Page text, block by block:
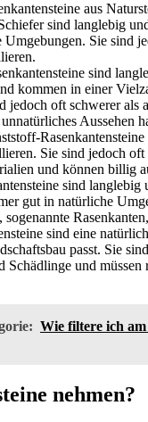
aus
sind langlebig
Umgebungen. Sie sind
sind
kommen in einer
jedoch oft schwerer als
Aussehen
Sie sind jedoch
und können billig
sind langlebig
gut in natürliche
sogenannte
sind eine
passt. Sie
Schädlinge und müssen
Wie filtere ich am
nehmen?